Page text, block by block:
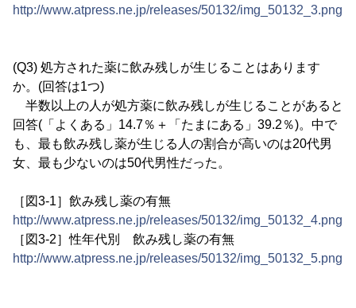
http://www.atpress.ne.jp/releases/50132/img_50132_3.png
(Q3) 処方された薬に飲み残しが生じることはあります
か。(回答は1つ)
半数以上の人が処方薬に飲み残しが生じることがあると
回答(「よくある」14.7％＋「たまにある」39.2％)。中で
も、最も飲み残し薬が生じる人の割合が高いのは20代男
女、最も少ないのは50代男性だった。
［図3-1］飲み残し薬の有無
http://www.atpress.ne.jp/releases/50132/img_50132_4.png
［図3-2］性年代別 飲み残し薬の有無
http://www.atpress.ne.jp/releases/50132/img_50132_5.png